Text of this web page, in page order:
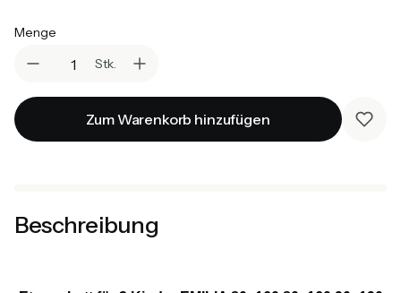
Menge
Stk.
Zum Warenkorb hinzufügen
Beschreibung